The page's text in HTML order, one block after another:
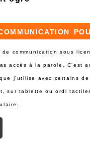
communication sous
accès à la parole. C'est
j'utilise avec certains de
sur tablette ou ordi